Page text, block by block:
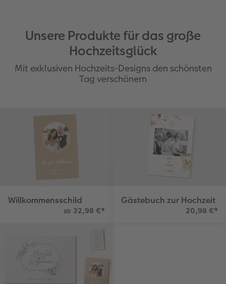
Unsere Produkte für das große
Hochzeitsglück
Mit exklusiven Hochzeits-Designs den schönsten
Tag verschönern
Willkommensschild
ab 32,98 €*
Gästebuch zur Hochzeit
20,98 €*